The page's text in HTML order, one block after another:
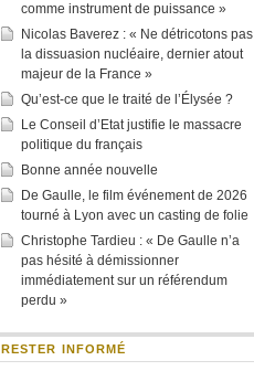
comme instrument de puissance »
Nicolas Baverez : « Ne détricotons pas
la dissuasion nucléaire, dernier atout
majeur de la France »
Qu’est-ce que le traité de l’Élysée ?
Le Conseil d’Etat justifie le massacre
politique du français
Bonne année nouvelle
De Gaulle, le film événement de 2026
tourné à Lyon avec un casting de folie
Christophe Tardieu : « De Gaulle n’a
pas hésité à démissionner
immédiatement sur un référendum
perdu »
RESTER INFORMÉ